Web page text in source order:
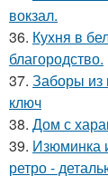
вокзал.
36. Кухня в
благородство.
37. Заборы из
ключ
38. Дом с
39. Изюминка
ретро -